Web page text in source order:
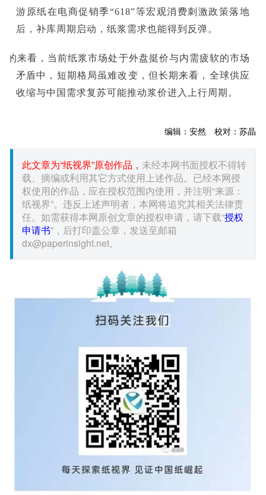
游原纸在电商促销季“618”等宏观消费刺激政策落地
后，补库周期启动，纸浆需求也能得到反弹。
的来看，当前纸浆市场处于外盘挺价与内需疲软的市场
矛盾中，短期格局虽难改变，但长期来看，全球供应
收缩与中国需求复苏可能推动浆价进入上行周期。
编辑：安然 校对：苏晶
此文章为“纸视界”原创作品， 未经本网书面授权不得转
载、摘编或利用其它方式使用上述作品。已经本网授
权使用的作品，应在授权范围内使用，并注明“来源：
纸视界”。违反上述声明者，本网将追究其相关法律责
任。如需获得本网原创文章的授权申请，请下载“授权
申请书”，后打印盖公章，发送至邮箱
dx@paperinsight.net。